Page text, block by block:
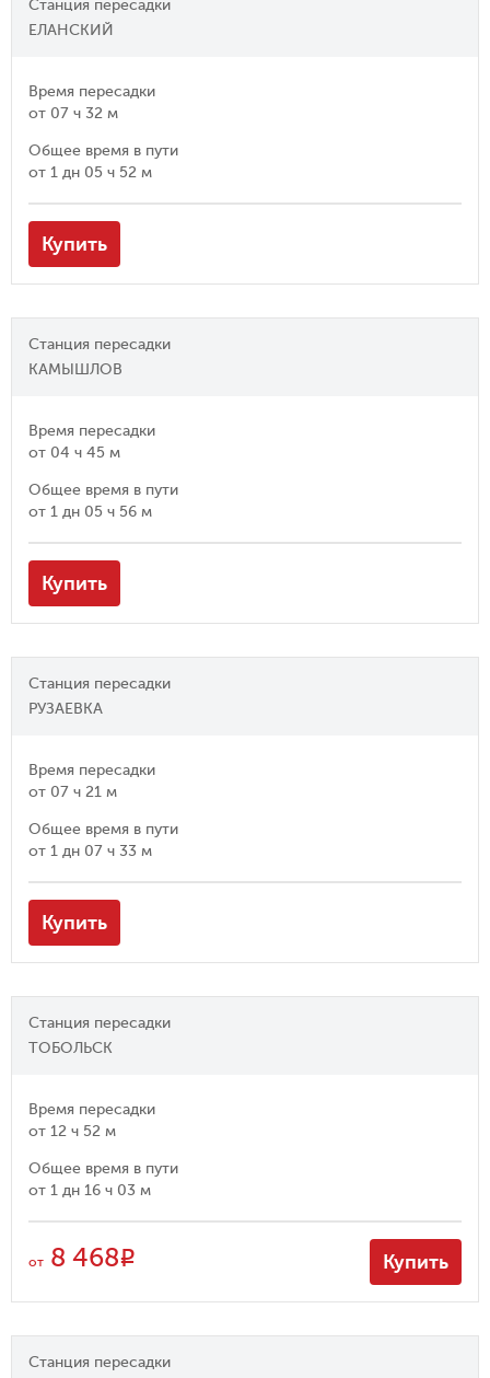
Станция пересадки
ЕЛАНСКИЙ
Время пересадки
от 07 ч 32 м
Общее время в пути
от 1 дн 05 ч 52 м
Купить
Станция пересадки
КАМЫШЛОВ
Время пересадки
от 04 ч 45 м
Общее время в пути
от 1 дн 05 ч 56 м
Купить
Станция пересадки
РУЗАЕВКА
Время пересадки
от 07 ч 21 м
Общее время в пути
от 1 дн 07 ч 33 м
Купить
Станция пересадки
ТОБОЛЬСК
Время пересадки
от 12 ч 52 м
Общее время в пути
от 1 дн 16 ч 03 м
от 8 468R Купить
Станция пересадки